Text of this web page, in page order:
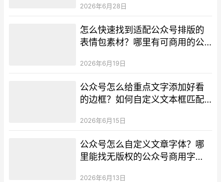
2026年6月28日
怎么快速找到适配公众号排版的
表情包素材？哪里有可商用的公
2026年6月19日
公众号怎么给重点文字添加好看
的边框？如何自定义文本框匹配
2026年6月15日
公众号怎么自定义文章字体？哪
里能找无版权的公众号商用字
2026年6月13日